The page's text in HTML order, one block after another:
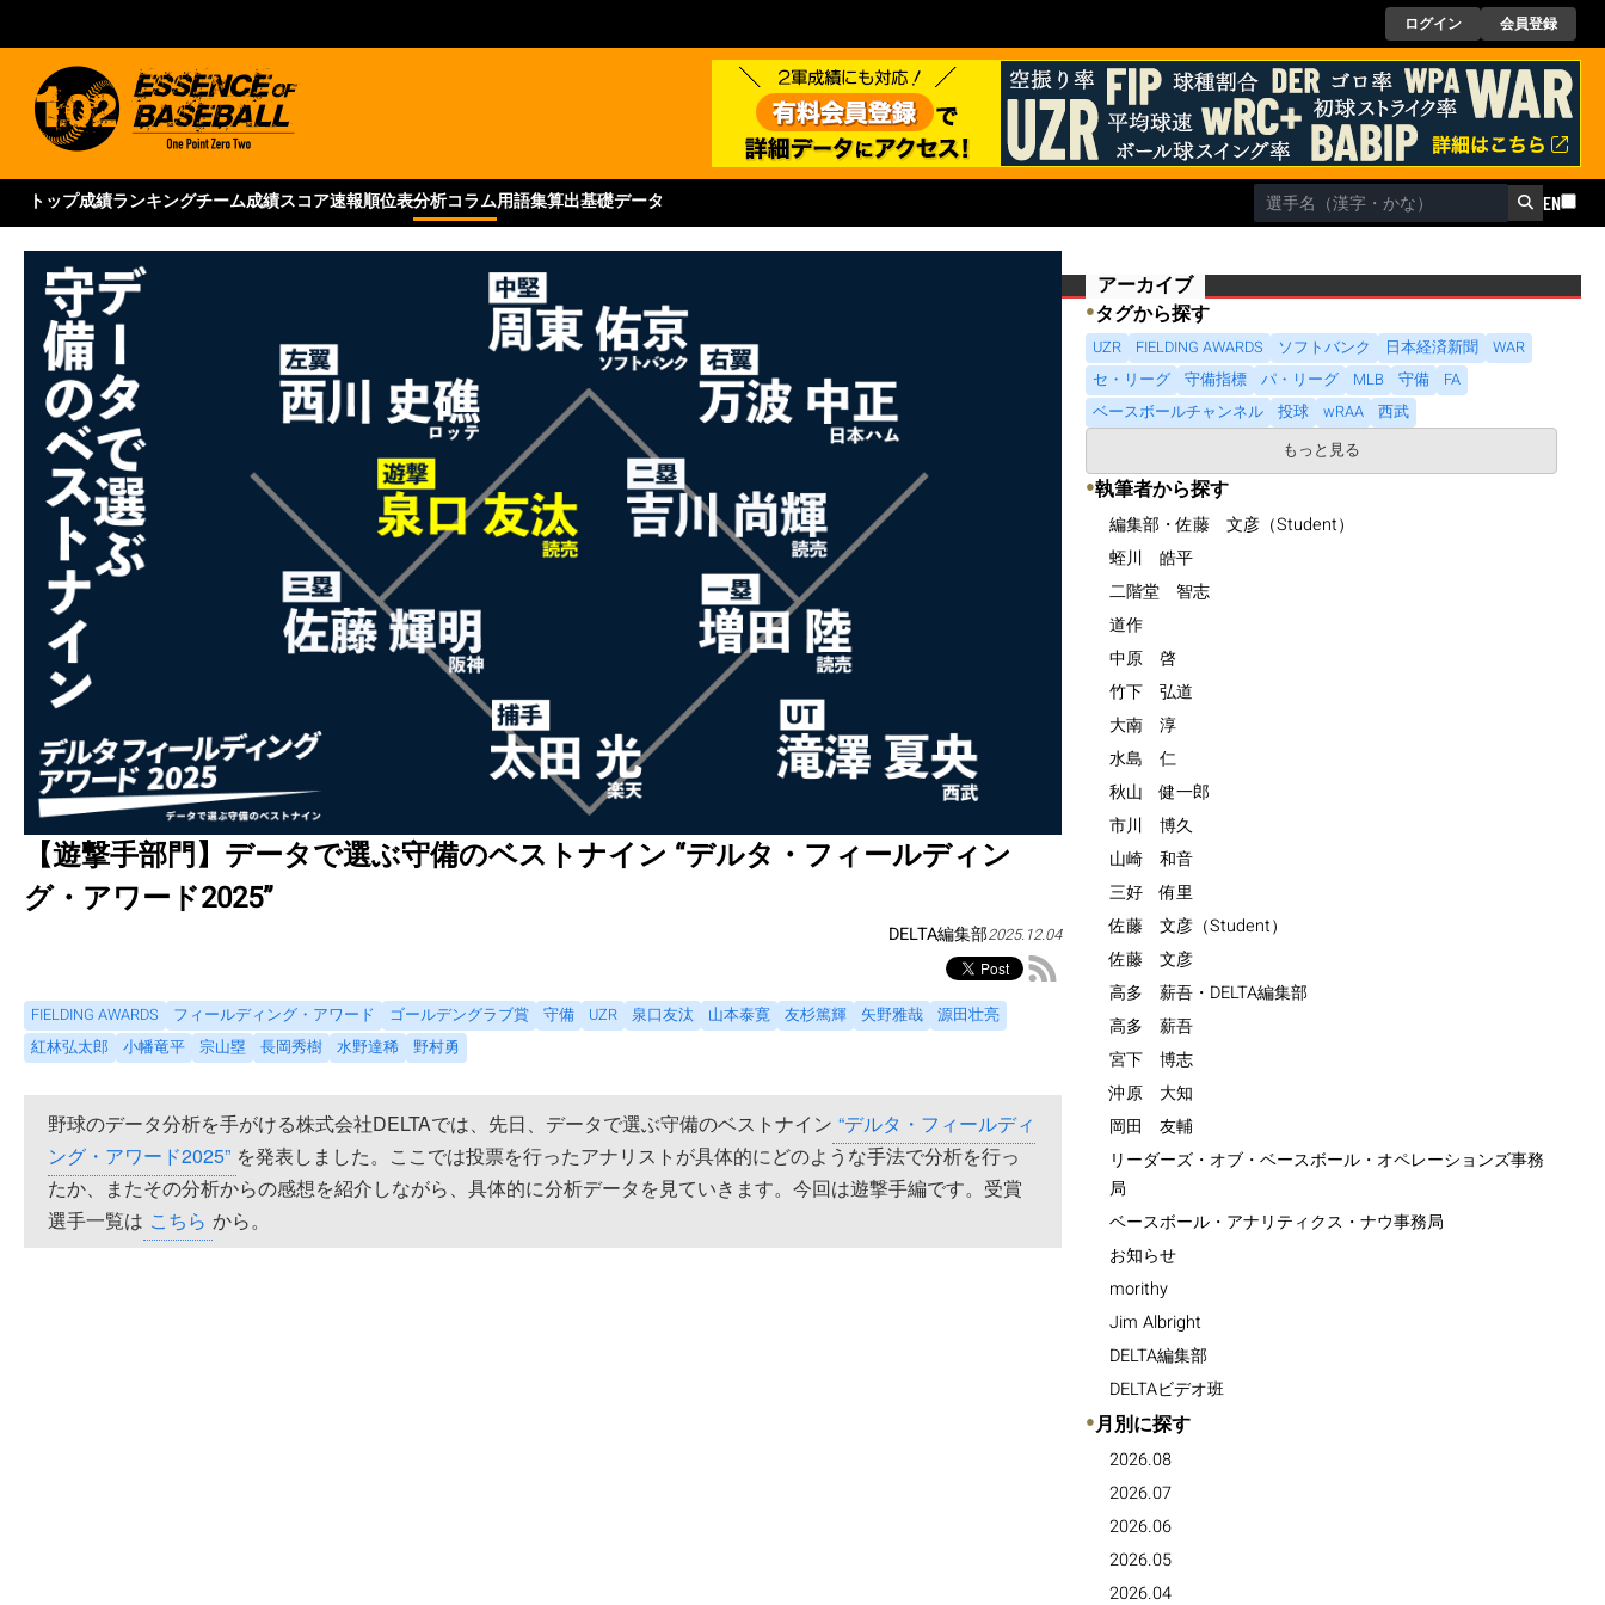
ログイン 会員登録
トップ成績ランキングチーム成績スコア速報順位表分析コラム用語集算出基礎データ EN
【遊撃手部門】データで選ぶ守備のベストナイン “デルタ・フィールディン
グ・アワード2025”
DELTA編集部2025.12.04
FIELDING AWARDS フィールディング・アワード ゴールデングラブ賞 守備 UZR 泉口友汰 山本泰寛 友杉篤輝 矢野雅哉
源田壮亮
紅林弘太郎
小幡竜平 宗山塁 長岡秀樹 水野達稀 野村勇
野球のデータ分析を手がける株式会社DELTAでは、先日、データで選ぶ守備のベストナイン “デルタ・フィールディ
ング・アワード2025” を発表しました。ここでは投票を行ったアナリストが具体的にどのような手法で分析を行っ
たか、またその分析からの感想を紹介しながら、具体的に分析データを見ていきます。今回は遊撃手編です。受賞
選手一覧は こちら から。
アーカイブ
●タグから探す
UZR FIELDING AWARDS ソフトバンク 日本経済新聞
WAR
セ・リーグ
守備指標 パ・リーグ MLB 守備
FA
ベースボールチャンネル
投球 wRAA
西武
もっと見る
●執筆者から探す
編集部・佐藤 文彦（Student）
蛭川 皓平
二階堂 智志
道作
中原 啓
竹下 弘道
大南 淳
水島 仁
秋山 健一郎
市川 博久
山崎 和音
三好 侑里
佐藤 文彦（Student）
佐藤 文彦
高多 薪吾・DELTA編集部
高多 薪吾
宮下 博志
沖原 大知
岡田 友輔
リーダーズ・オブ・ベースボール・オペレーションズ事務
局
ベースボール・アナリティクス・ナウ事務局
お知らせ
morithy
Jim Albright
DELTA編集部
DELTAビデオ班
●月別に探す
2026.08
2026.07
2026.06
2026.05
2026.04